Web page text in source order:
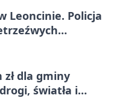
Leoncinie. Policja
zł dla gminy
światła i